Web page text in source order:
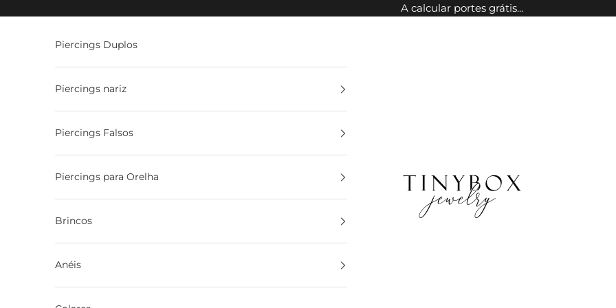
A calcular portes grátis...
TinyBox Jewelry
Piercings Duplos
Piercings nariz
Piercings Falsos
Piercings para Orelha
Brincos
Anéis